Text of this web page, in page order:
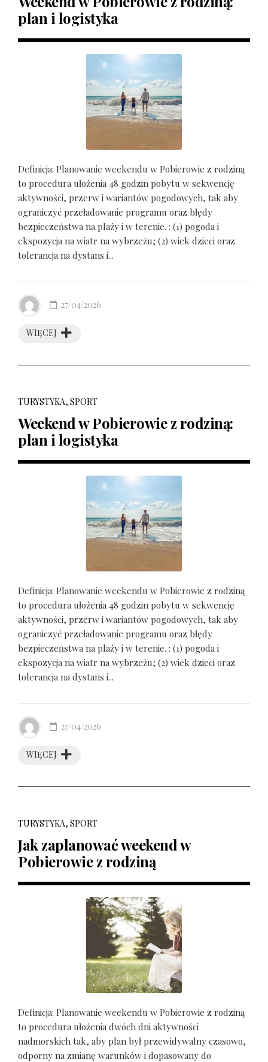
plan i logistyka
Definicja: Planowanie weekendu w Pobierowie z rodziną
to procedura ułożenia 48 godzin pobytu w sekwencję
aktywności, przerw i wariantów pogodowych, tak aby
ograniczyć przeładowanie programu oraz błędy
bezpieczeństwa na plaży i w terenie. : (1) pogoda i
ekspozycja na wiatr na wybrzeżu; (2) wiek dzieci oraz
tolerancja na dystans i...
WIĘCEJ
27/04/2026
TURYSTYKA, SPORT
Weekend w Pobierowie z rodziną:
plan i logistyka
Definicja: Planowanie weekendu w Pobierowie z rodziną
to procedura ułożenia 48 godzin pobytu w sekwencję
aktywności, przerw i wariantów pogodowych, tak aby
ograniczyć przeładowanie programu oraz błędy
bezpieczeństwa na plaży i w terenie. : (1) pogoda i
ekspozycja na wiatr na wybrzeżu; (2) wiek dzieci oraz
tolerancja na dystans i...
WIĘCEJ
27/04/2026
TURYSTYKA, SPORT
Jak zaplanować weekend w
Pobierowie z rodziną
Definicja: Planowanie weekendu w Pobierowie z rodziną
to procedura ułożenia dwóch dni aktywności
nadmorskich tak, aby plan był przewidywalny czasowo,
odporny na zmianę warunków i dopasowany do